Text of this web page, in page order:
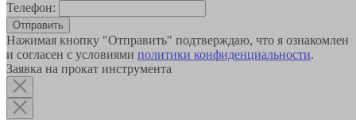
Телефон:
Отправить
Нажимая кнопку "Отправить" подтверждаю, что я ознакомлен
и согласен с условиями политики конфиденциальности.
Заявка на прокат инструмента